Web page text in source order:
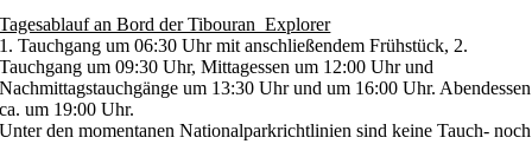
Tagesablauf an Bord der Tibouran Explorer
1. Tauchgang um 06:30 Uhr mit anschließendem Frühstück, 2.
Tauchgang um 09:30 Uhr, Mittagessen um 12:00 Uhr und
Nachmittagstauchgänge um 13:30 Uhr und um 16:00 Uhr. Abendessen
ca. um 19:00 Uhr.
Unter den momentanen Nationalparkrichtlinien sind keine Tauch- noch